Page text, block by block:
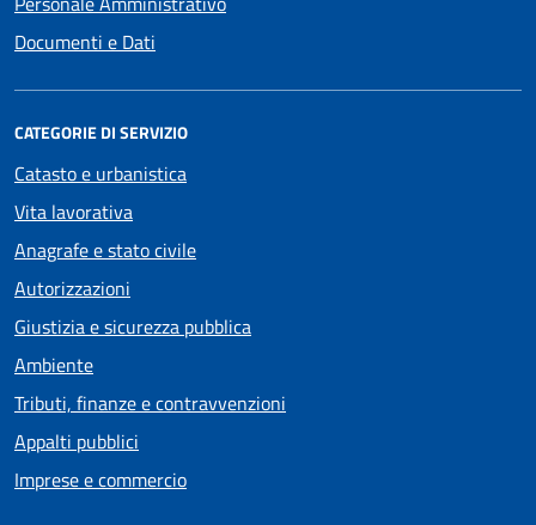
Documenti e Dati
CATEGORIE DI SERVIZIO
Catasto e urbanistica
Vita lavorativa
Anagrafe e stato civile
Autorizzazioni
Giustizia e sicurezza pubblica
Ambiente
Tributi, finanze e contravvenzioni
Appalti pubblici
Imprese e commercio